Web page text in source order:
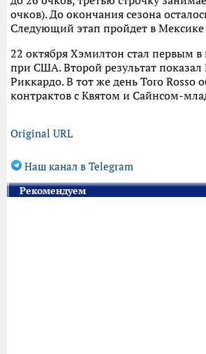
очков). До окончания сезона
Следующий этап пройдет в Мексике
22 октября Хэмилтон стал первым
при США. Второй результат показал
Риккардо. В тот же день Toro Rosso
контрактов с Квятом и Сайнсом-
Original URL
Наш канал в Telegram
Рекомендуем